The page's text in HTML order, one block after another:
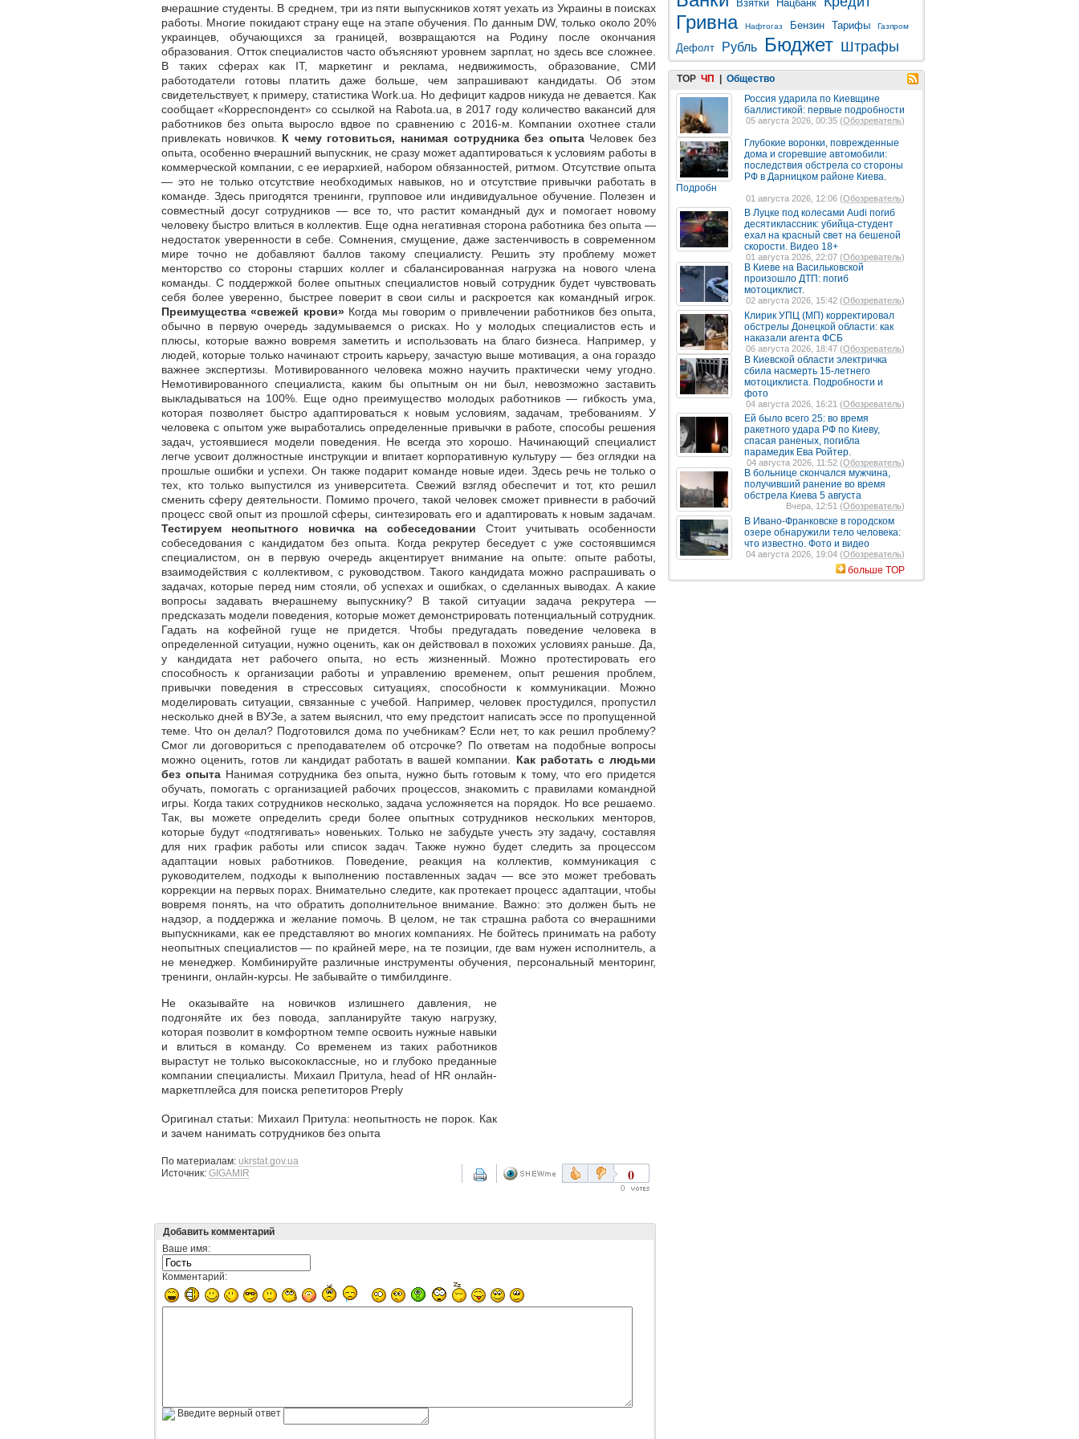
вчерашние студенты. В среднем, три из пяти выпускников хотят уехать из Украины в поисках
работы. Многие покидают страну еще на этапе обучения. По данным DW, только около 20%
украинцев, обучающихся за границей, возвращаются на Родину после окончания
образования. Отток специалистов часто объясняют уровнем зарплат, но здесь все сложнее.
В таких сферах как IT, маркетинг и реклама, недвижимость, образование, СМИ
работодатели готовы платить даже больше, чем запрашивают кандидаты. Об этом
свидетельствует, к примеру, статистика Work.ua. Но дефицит кадров никуда не девается. Как
сообщает «Корреспондент» со ссылкой на Rabota.ua, в 2017 году количество вакансий для
работников без опыта выросло вдвое по сравнению с 2016-м. Компании охотнее стали
привлекать новичков. К чему готовиться, нанимая сотрудника без опытаЧеловек без
опыта, особенно вчерашний выпускник, не сразу может адаптироваться к условиям работы в
коммерческой компании, с ее иерархией, набором обязанностей, ритмом. Отсутствие опыта
— это не только отсутствие необходимых навыков, но и отсутствие привычки работать в
команде. Здесь пригодятся тренинги, групповое или индивидуальное обучение. Полезен и
совместный досуг сотрудников — все то, что растит командный дух и помогает новому
человеку быстро влиться в коллектив. Еще одна негативная сторона работника без опыта —
недостаток уверенности в себе. Сомнения, смущение, даже застенчивость в современном
мире точно не добавляют баллов такому специалисту. Решить эту проблему может
менторство со стороны старших коллег и сбалансированная нагрузка на нового члена
команды. С поддержкой более опытных специалистов новый сотрудник будет чувствовать
себя более уверенно, быстрее поверит в свои силы и раскроется как командный игрок.
Преимущества «свежей крови»Когда мы говорим о привлечении работников без опыта,
обычно в первую очередь задумываемся о рисках. Но у молодых специалистов есть и
плюсы, которые важно вовремя заметить и использовать на благо бизнеса. Например, у
людей, которые только начинают строить карьеру, зачастую выше мотивация, а она гораздо
важнее экспертизы. Мотивированного человека можно научить практически чему угодно.
Немотивированного специалиста, каким бы опытным он ни был, невозможно заставить
выкладываться на 100%. Еще одно преимущество молодых работников — гибкость ума,
которая позволяет быстро адаптироваться к новым условиям, задачам, требованиям. У
человека с опытом уже выработались определенные привычки в работе, способы решения
задач, устоявшиеся модели поведения. Не всегда это хорошо. Начинающий специалист
легче усвоит должностные инструкции и впитает корпоративную культуру — без оглядки на
прошлые ошибки и успехи. Он также подарит команде новые идеи. Здесь речь не только о
тех, кто только выпустился из университета. Свежий взгляд обеспечит и тот, кто решил
сменить сферу деятельности. Помимо прочего, такой человек сможет привнести в рабочий
процесс свой опыт из прошлой сферы, синтезировать его и адаптировать к новым задачам.
Тестируем неопытного новичка на собеседовании Стоит учитывать особенности
собеседования с кандидатом без опыта. Когда рекрутер беседует с уже состоявшимся
специалистом, он в первую очередь акцентирует внимание на опыте: опыте работы,
взаимодействия с коллективом, с руководством. Такого кандидата можно распрашивать о
задачах, которые перед ним стояли, об успехах и ошибках, о сделанных выводах. А какие
вопросы задавать вчерашнему выпускнику? В такой ситуации задача рекрутера —
предсказать модели поведения, которые может демонстрировать потенциальный сотрудник.
Гадать на кофейной гуще не придется. Чтобы предугадать поведение человека в
определенной ситуации, нужно оценить, как он действовал в похожих условиях раньше. Да,
у кандидата нет рабочего опыта, но есть жизненный. Можно протестировать его
способность к организации работы и управлению временем, опыт решения проблем,
привычки поведения в стрессовых ситуациях, способности к коммуникации. Можно
моделировать ситуации, связанные с учебой. Например, человек простудился, пропустил
несколько дней в ВУЗе, а затем выяснил, что ему предстоит написать эссе по пропущенной
теме. Что он делал? Подготовился дома по учебникам? Если нет, то как решил проблему?
Смог ли договориться с преподавателем об отсрочке? По ответам на подобные вопросы
можно оценить, готов ли кандидат работать в вашей компании. Как работать с людьми
без опыта Нанимая сотрудника без опыта, нужно быть готовым к тому, что его придется
обучать, помогать с организацией рабочих процессов, знакомить с правилами командной
игры. Когда таких сотрудников несколько, задача усложняется на порядок. Но все решаемо.
Так, вы можете определить среди более опытных сотрудников нескольких менторов,
которые будут «подтягивать» новеньких. Только не забудьте учесть эту задачу, составляя
для них график работы или список задач. Также нужно будет следить за процессом
адаптации новых работников. Поведение, реакция на коллектив, коммуникация с
руководителем, подходы к выполнению поставленных задач — все это может требовать
коррекции на первых порах. Внимательно следите, как протекает процесс адаптации, чтобы
вовремя понять, на что обратить дополнительное внимание. Важно: это должен быть не
надзор, а поддержка и желание помочь. В целом, не так страшна работа со вчерашними
выпускниками, как ее представляют во многих компаниях. Не бойтесь принимать на работу
неопытных специалистов — по крайней мере, на те позиции, где вам нужен исполнитель, а
не менеджер. Комбинируйте различные инструменты обучения, персональный менторинг,
тренинги, онлайн-курсы. Не забывайте о тимбилдинге.
Не оказывайте на новичков излишнего давления, не
подгоняйте их без повода, запланируйте такую нагрузку,
которая позволит в комфортном темпе освоить нужные навыки
и влиться в команду. Со временем из таких работников
вырастут не только высококлассные, но и глубоко преданные
компании специалисты. Михаил Притула, head of HR онлайн-
маркетплейса для поиска репетиторов Preply
Оригинал статьи: Михаил Притула: неопытность не порок. Как
и зачем нанимать сотрудников без опыта
По материалам: ukrstat.gov.ua
Источник: GIGAMIR 0
0
Добавить комментарий
Ваше имя:
Комментарий:
Введите верный ответ
Взятки Нацбанк
Гривна Нафтогаз Бензин Тарифы Газпром
Дефолт Рубль Бюджет Штрафы
TOP ЧП
Общество
Россия ударила по Киевщине
баллистикой: первые подробности
05 августа 2026, 00:35 (Обозреватель)
Глубокие воронки, поврежденные
дома и сгоревшие автомобили:
последствия обстрела со стороны
РФ в Дарницком районе Киева.
Подробн
01 августа 2026, 12:06 (Обозреватель)
В Луцке под колесами Audi погиб
десятиклассник: убийца-студент
ехал на красный свет на бешеной
скорости. Видео 18+
01 августа 2026, 22:07 (Обозреватель)
В Киеве на Васильковской
произошло ДТП: погиб
мотоциклист.
02 августа 2026, 15:42 (Обозреватель)
Клирик УПЦ (МП) корректировал
обстрелы Донецкой области: как
наказали агента ФСБ
06 августа 2026, 18:47 (Обозреватель)
В Киевской области электричка
сбила насмерть 15-летнего
мотоциклиста. Подробности и
фото
04 августа 2026, 16:21 (Обозреватель)
Ей было всего 25: во время
ракетного удара РФ по Киеву,
спасая раненых, погибла
парамедик Ева Ройтер.
04 августа 2026, 11:52 (Обозреватель)
В больнице скончался мужчина,
получивший ранение во время
обстрела Киева 5 августа
Вчера, 12:51 (Обозреватель)
В Ивано-Франковске в городском
озере обнаружили тело человека:
что известно. Фото и видео
04 августа 2026, 19:04 (Обозреватель)
больше TOP